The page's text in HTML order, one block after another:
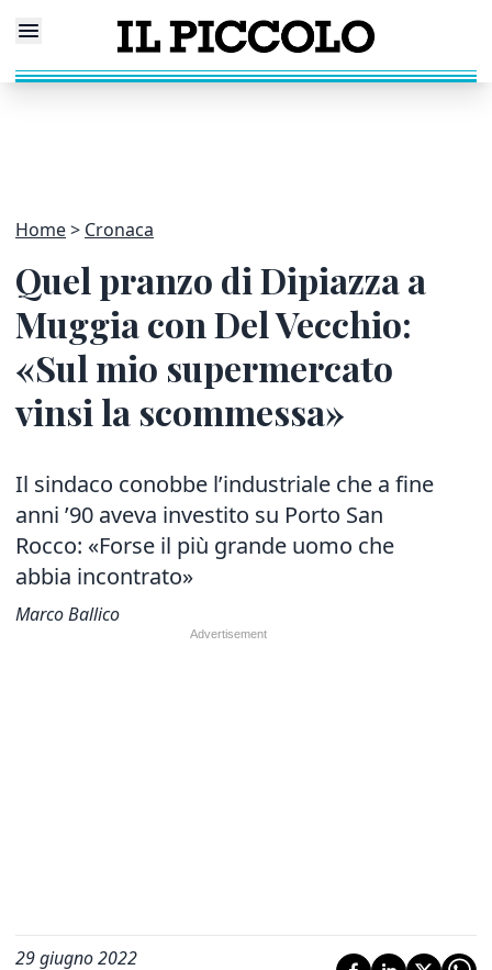
Home Cronaca
Quel pranzo di Dipiazza a
Muggia con Del Vecchio:
«Sul mio supermercato
vinsi la scommessa»
Il sindaco conobbe l’industriale che a fine
anni ’90 aveva investito su Porto San
Rocco: «Forse il più grande uomo che
abbia incontrato»
Marco Ballico
29 giugno 2022